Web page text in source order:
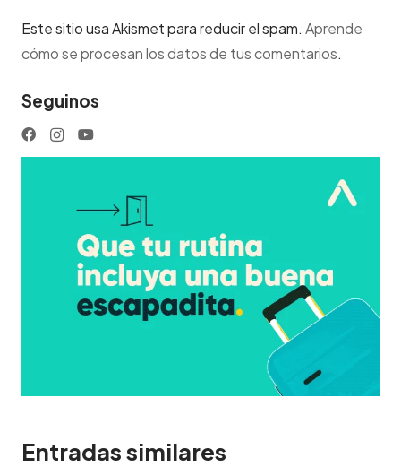
Este sitio usa Akismet para reducir el spam. Aprende
cómo se procesan los datos de tus comentarios.
Seguinos
Entradas similares